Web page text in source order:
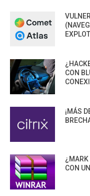
CON
¡MÁS
¿MARK
CON